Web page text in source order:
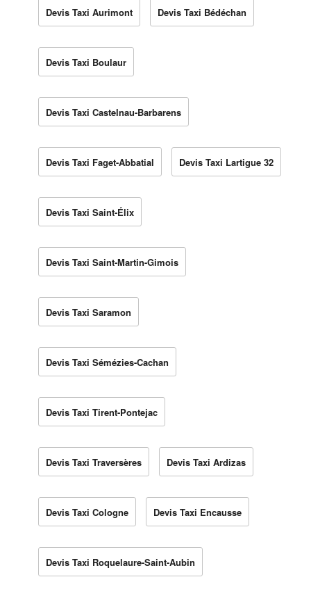
Devis Taxi Aurimont Devis Taxi Bédéchan
Devis Taxi Boulaur
Devis Taxi Castelnau-Barbarens
Devis Taxi Faget-Abbatial Devis Taxi Lartigue 32
Devis Taxi Saint-Élix
Devis Taxi Saint-Martin-Gimois
Devis Taxi Saramon
Devis Taxi Sémézies-Cachan
Devis Taxi Tirent-Pontejac
Devis Taxi Traversères Devis Taxi Ardizas
Devis Taxi Cologne Devis Taxi Encausse
Devis Taxi Roquelaure-Saint-Aubin